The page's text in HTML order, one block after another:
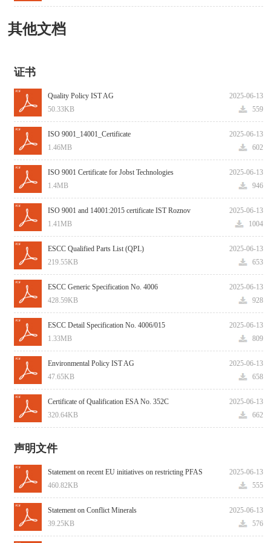
其他文档
证书
2025-06-13
Quality Policy IST AG
559
50.33KB
2025-06-13
ISO 9001_14001_Certificate
602
1.46MB
2025-06-13
ISO 9001 Certificate for Jobst Technologies
946
1.4MB
2025-06-13
ISO 9001 and 14001:2015 certificate IST Roznov
1004
1.41MB
2025-06-13
ESCC Qualified Parts List (QPL)
653
219.55KB
2025-06-13
ESCC Generic Specification No. 4006
928
428.59KB
2025-06-13
ESCC Detail Specification No. 4006/015
809
1.33MB
2025-06-13
Environmental Policy IST AG
658
47.65KB
2025-06-13
Certificate of Qualification ESA No. 352C
662
320.64KB
声明文件
2025-06-13
Statement on recent EU initiatives on restricting PFAS
555
460.82KB
2025-06-13
Statement on Conflict Minerals
576
39.25KB